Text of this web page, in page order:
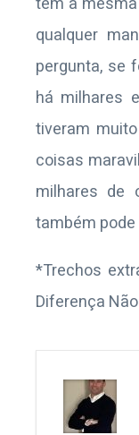
qualquer
pergunta, se
há milhares
tiveram
coisas
milhares de
também
*Trechos
Diferença